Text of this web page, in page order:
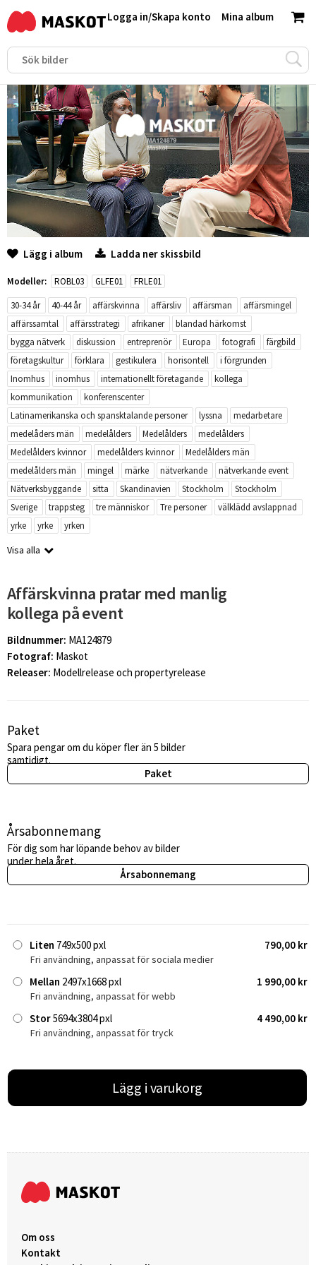
Mina album
Logga in/Skapa konto
Lägg i album Ladda ner skissbild
Modeller: ROBL03 GLFE01
FRLE01
30-34 år
40-44 år affärskvinna affärsliv affärsman
affärsmingel
affärssamtal
affärsstrategi afrikaner
blandad härkomst
bygga nätverk
diskussion entreprenör Europa fotografi
färgbild
företagskultur
förklara gestikulera horisontell
i förgrunden
Inomhus
inomhus internationellt företagande
kollega
kommunikation
konferenscenter
Latinamerikanska och spansktalande personer
lyssna
medarbetare
medelåders män
medelålders Medelålders
medelålders
Medelålders kvinnor
medelålders kvinnor
Medelålders män
medelålders män
mingel märke nätverkande
nätverkande event
Nätverksbyggande
sitta Skandinavien Stockholm
Stockholm
Sverige
trappsteg tre människor Tre personer
välklädd avslappnad
yrke
yrke yrken
Visa alla
Affärskvinna pratar med manlig
kollega på event
Bildnummer: MA124879
Fotograf: Maskot
Releaser: Modellrelease och propertyrelease
Paket
Spara pengar om du köper fler än 5 bilder
samtidigt.
Paket
Årsabonnemang
För dig som har löpande behov av bilder
under hela året.
Årsabonnemang
Liten 749x500 pxl 790,00 kr
Fri användning, anpassat för sociala medier
Mellan 2497x1668 pxl 1 990,00 kr
Fri användning, anpassat för webb
Stor5694x3804 pxl 4 490,00 kr
Fri användning, anpassat för tryck
Lägg i varukorg
Om oss
Kontakt